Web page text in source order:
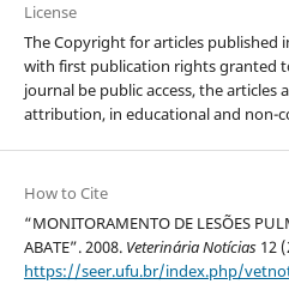
License
The Copyright for articles published
with first publication rights granted
journal be public access, the articles
attribution, in educational and non-
How to Cite
“MONITORAMENTO DE LESÕES
ABATE”. 2008. Veterinária Notícias12
https://seer.ufu.br/index.php/